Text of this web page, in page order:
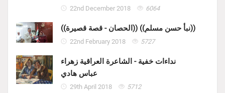
22nd December 2018 6064
((الحصان - قصة قصيرة)) ((نبأ حسن مسلم))
22nd February 2018 5727
نداءات خفية - الشاعرة العراقية زهراء
عباس هادي
29th April 2018 5712